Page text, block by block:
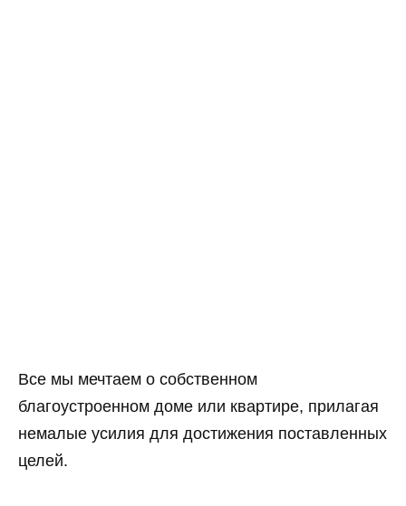
Все мы мечтаем о собственном
благоустроенном доме или квартире, прилагая
немалые усилия для достижения поставленных
целей.